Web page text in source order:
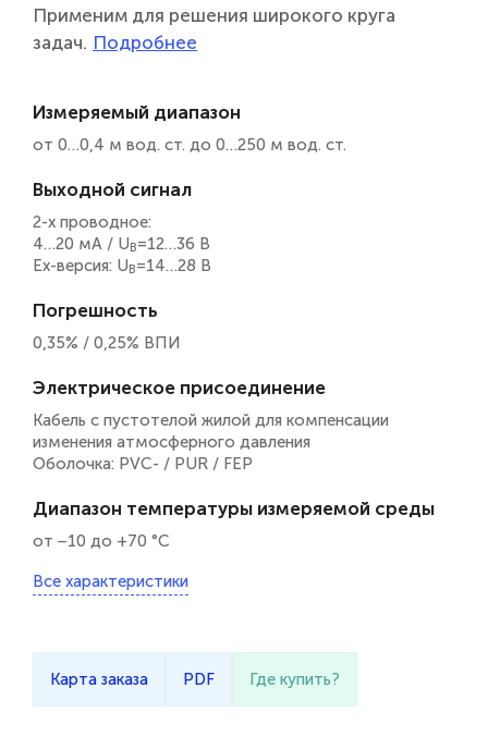
Применим для решения широкого круга
задач.
Измеряемый диапазон
от 0…0,4 м вод. ст. до 0…250 м вод. ст.
Выходной сигнал
2-х проводное:
4…20 мА / U B=12…36 B
Ex-версия: U B=14…28 B
Погрешность
0,35% / 0,25% ВПИ
Электрическое присоединение
Кабель с пустотелой жилой для компенсации
изменения атмосферного давления
Оболочка: PVC- / PUR / FEP
Диапазон температуры измеряемой среды
от −10 до +70 °C
Все характеристики
Карта заказа PDF Где купить?